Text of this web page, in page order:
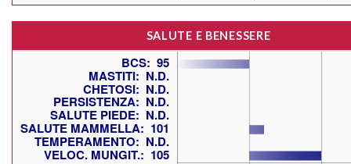
SALUTE E BENESSERE